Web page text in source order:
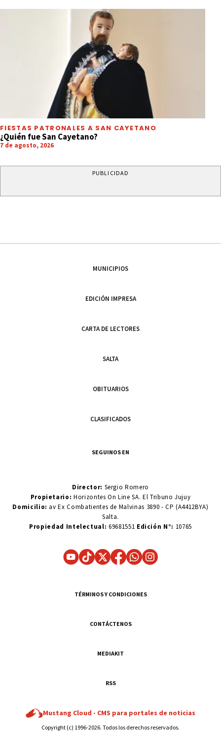
FIESTAS PATRONALES A SAN CAYETANO
¿Quién fue San Cayetano?
7 de agosto, 2026
PUBLICIDAD
MUNICIPIOS
EDICIÓN IMPRESA
CARTA DE LECTORES
SALTA
OBITUARIOS
CLASIFICADOS
SEGUINOS EN
Director: Sergio Romero
Propietario:Horizontes On Line SA. El Tribuno Jujuy
Domicilio: av Ex Combatientes de Malvinas 3890 - CP (A4412BYA)
Salta.
Propiedad Intelectual: 69681551 Edición N°: 10765
TÉRMINOS Y CONDICIONES
CONTÁCTENOS
MEDIAKIT
RSS
Mustang Cloud - CMS para portales de noticias
Copyright (c) 1996-2026. Todos los derechos reservados.